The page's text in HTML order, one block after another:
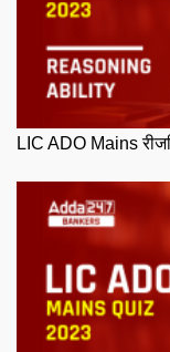
LIC ADO Mains